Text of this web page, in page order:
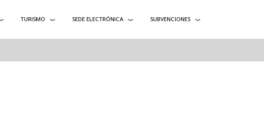
TURISMO SEDE ELECTRÓNICA SUBVENCIONES